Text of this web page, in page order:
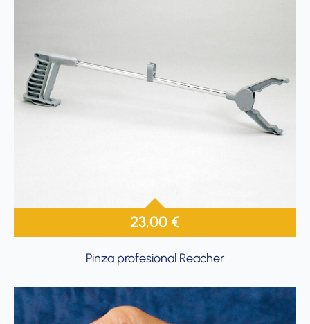
23,00€
Pinza profesional Reacher